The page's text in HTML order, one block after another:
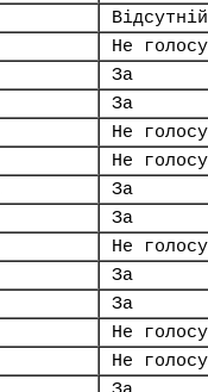
Відсутній
Не
За
За
Не
Не
За
За
Не
За
За
Не
Не